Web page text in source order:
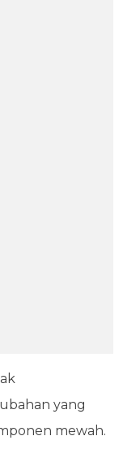
yang
mewah.